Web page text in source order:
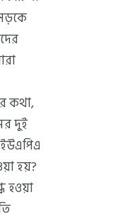
কথা,
দুই
হয়?
হওয়া